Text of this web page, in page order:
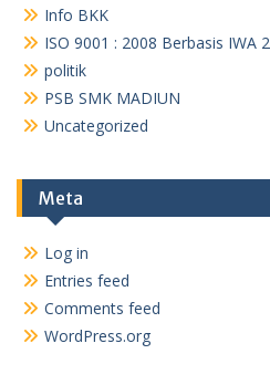
Info BKK
ISO 9001 : 2008 Berbasis IWA 2
politik
PSB SMK MADIUN
Uncategorized
Meta
Log in
Entries feed
Comments feed
WordPress.org